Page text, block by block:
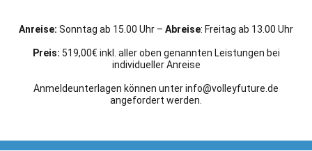
Anreise: Sonntag ab 15.00 Uhr – Abreise: Freitag ab 13.00 Uhr
Preis: 519,00€ inkl. aller oben genannten Leistungen bei
individueller Anreise
Anmeldeunterlagen können unterinfo@volleyfuture.de
angefordert werden.